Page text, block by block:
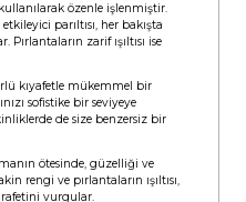
özenle işlenmiştir.
parıltısı, her bakışta
zarif ışıltısı ise
kıyafetle mükemmel bir
sofistike bir seviyeye
de size benzersiz bir
ötesinde, güzelliği ve
rengi ve pırlantaların ışıltısı,
vurgular.